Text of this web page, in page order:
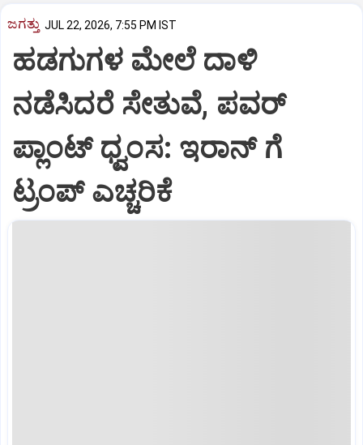
ಜಗತ್ತು JUL 22, 2026, 7:55 PM IST
ಹಡಗುಗಳ ಮೇಲೆ ದಾಳಿ
ನಡೆಸಿದರೆ ಸೇತುವೆ, ಪವರ್
ಪ್ಲಾಂಟ್ ಧ್ವಂಸ: ಇರಾನ್ ಗೆ
ಟ್ರಂಪ್ ಎಚ್ಚರಿಕೆ